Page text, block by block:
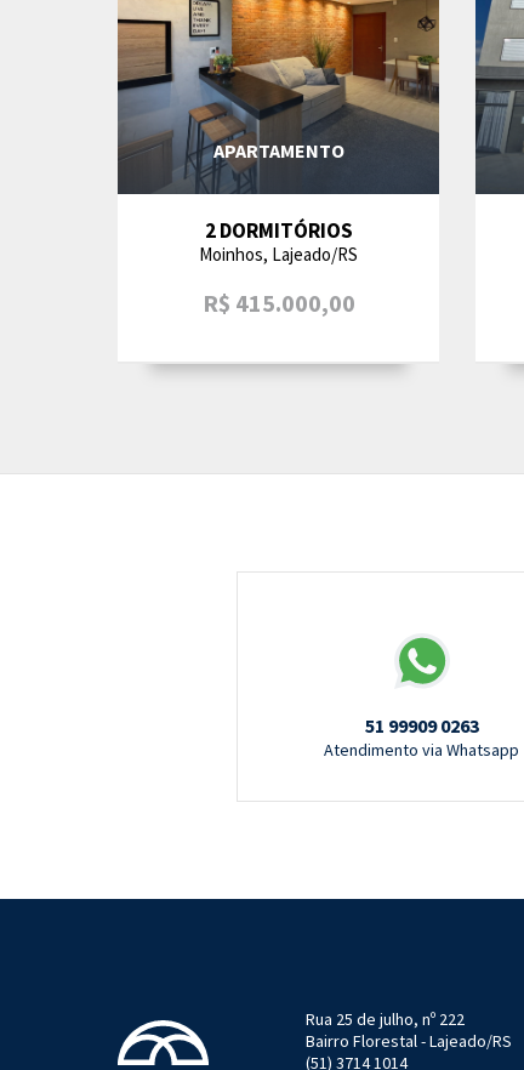
APARTAMENTO
2 DORMITÓRIOS
Moinhos, Lajeado/RS
R$ 415.000,00
51 99909 0263
Atendimento via Whatsapp
Rua 25 de julho, nº 222
Bairro Florestal - Lajeado/RS
(51) 3714 1014